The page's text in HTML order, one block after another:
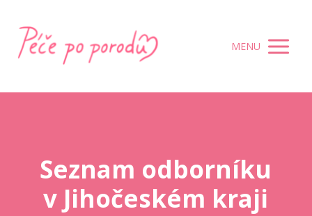
MENU
Seznam odborníku
v Jihočeském kraji